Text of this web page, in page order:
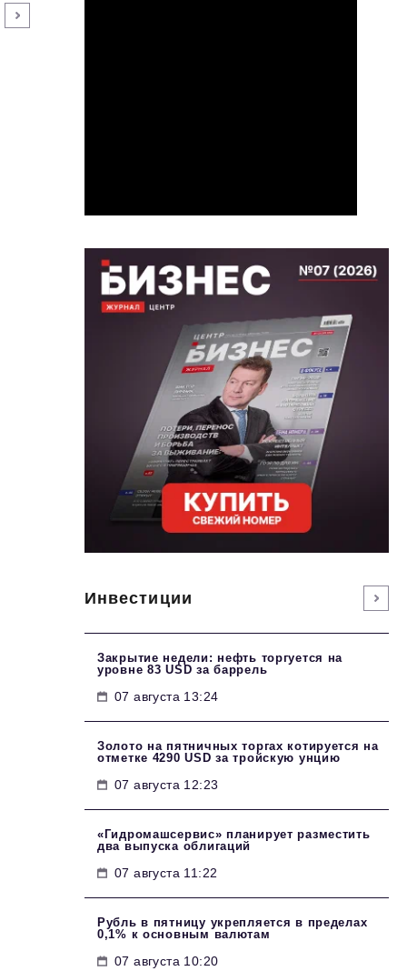
Инвестиции
Закрытие недели: нефть торгуется на
уровне 83 USD за баррель
07 августа 13:24
Золото на пятничных торгах котируется на
отметке 4290 USD за тройскую унцию
07 августа 12:23
«Гидромашсервис» планирует разместить
два выпуска облигаций
07 августа 11:22
Рубль в пятницу укрепляется в пределах
0,1% к основным валютам
07 августа 10:20